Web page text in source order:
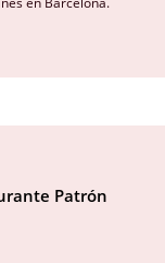
Patrón